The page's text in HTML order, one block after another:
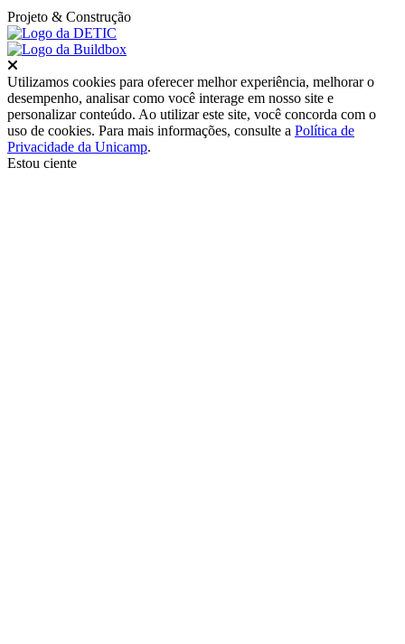
Projeto & Construção
Utilizamos cookies para oferecer melhor experiência, melhorar o
desempenho, analisar como você interage em nosso site e
personalizar conteúdo. Ao utilizar este site, você concorda com o
uso de cookies. Para mais informações, consulte a Política de
Privacidade da Unicamp.
Estou ciente